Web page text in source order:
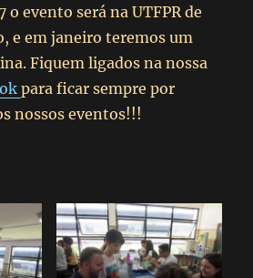
o evento será na UTFPR de
e em janeiro teremos um
Fiquem ligados na nossa
para ficar sempre por
nossos eventos!!!